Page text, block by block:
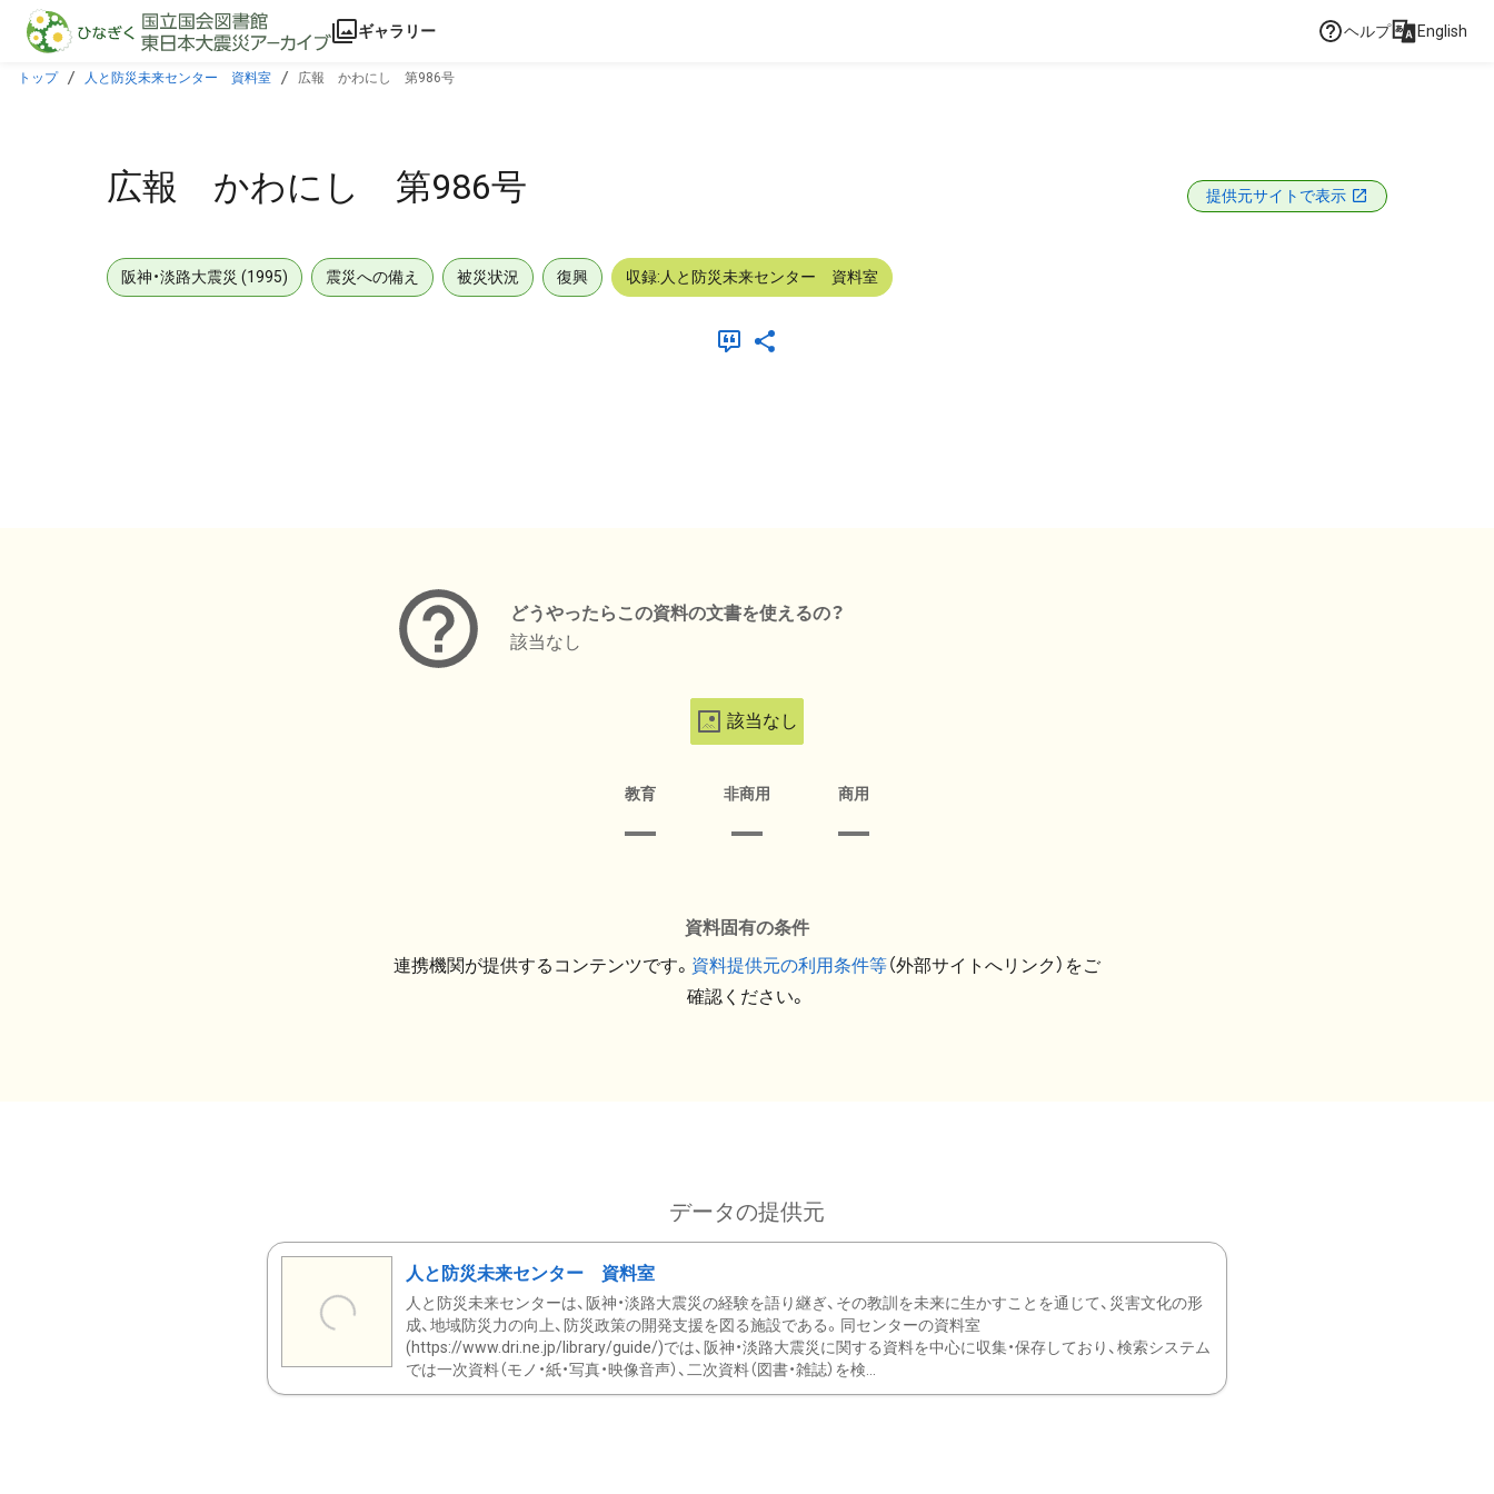
本文に飛ぶ
ギャラリー ヘルプ English
トップ 人と防災未来センター 資料室 広報 かわにし 第986号
広報 かわにし 第986号 提供元サイトで表示
阪神・淡路大震災 (1995) 震災への備え 被災状況 復興 収録:人と防災未来センター 資料室
どうやったらこの資料の文書を使えるの？
該当なし
該当なし
教育 非商用 商用
資料固有の条件
連携機関が提供するコンテンツです。 資料提供元の利用条件等（外部サイトへリンク）をご
確認ください。
データの提供元
人と防災未来センター 資料室
人と防災未来センターは、阪神・淡路大震災の経験を語り継ぎ、その教訓を未来に生かすことを通じて、災害文化の形
成、地域防災力の向上、防災政策の開発支援を図る施設である。同センターの資料室
(https://www.dri.ne.jp/library/guide/)では、阪神・淡路大震災に関する資料を中心に収集・保存しており、検索システム
では一次資料（モノ・紙・写真・映像音声）、二次資料（図書・雑誌）を検...